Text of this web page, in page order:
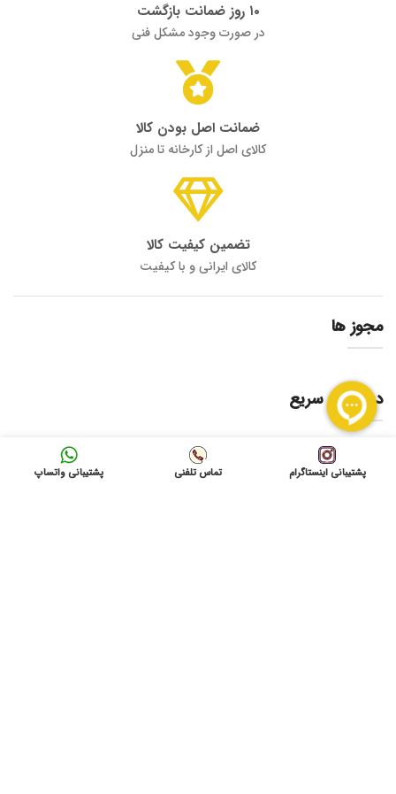
۱۰ روز ضمانت بازگشت
در صورت وجود مشکل فنی
ضمانت اصل بودن کالا
کالای اصل از کارخانه تا منزل
تضمین کیفیت کالا
کالای ایرانی و با کیفیت
مجوز ها
دسترسی سریع
لیست قیمت ها
امداد برق
پشتیبانی اینستاگرام تماس تلفنی پشتیبانی واتساپ